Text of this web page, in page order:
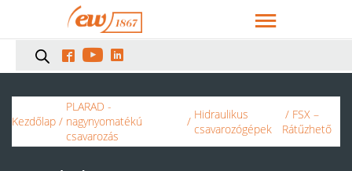
  
Kezdőlap /
PLARAD -
nagynyomatékú
csavarozás
/ Hidraulikus
csavarozógépek
/ FSX –
Rátűzhető